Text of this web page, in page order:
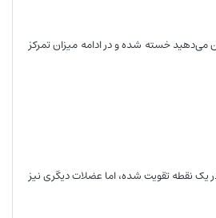
خسته شده و در ادامه میزان تمرکز
یک نقطه تقویت شده، اما عضلات دیگری نیز